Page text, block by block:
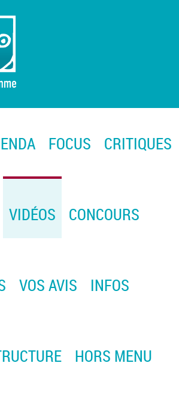
FOCUS CRITIQUES
VIDÉOS CONCOURS
VOS AVIS INFOS
HORS MENU